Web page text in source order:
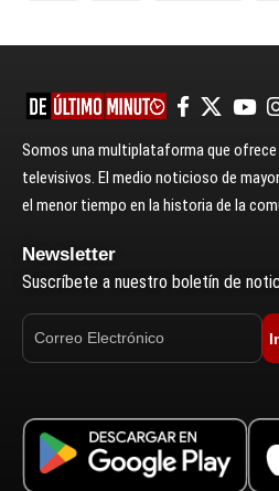
Somos una multiplataforma que
televisivos. El medio noticioso de
el menor tiempo en la historia de la
Newsletter
Suscríbete a nuestro boletín de